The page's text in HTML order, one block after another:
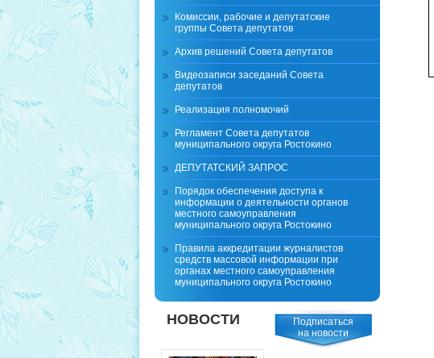
Комиссии, рабочие и депутатские
группы Совета депутатов
Архив решений Совета депутатов
Видеозаписи заседаний Совета
депутатов
Реализация полномочий
Регламент Совета депутатов
муниципального округа Ростокино
ДЕПУТАТСКИЙ ЗАПРОС
Порядок обеспечения доступа к
информации о деятельности органов
местного самоуправления
муниципального округа Ростокино
Правила аккредитации журналистов
средств массовой информации при
органах местного самоуправления
муниципального округа Ростокино
Подписаться
на новости
НОВОСТИ